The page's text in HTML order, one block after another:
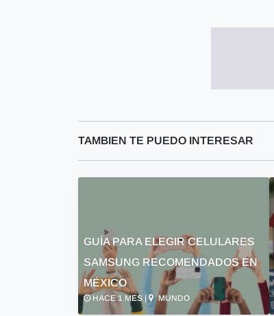
TAMBIEN TE PUEDO INTERESAR
GUÍA PARA ELEGIR CELULARES
SAMSUNG RECOMENDADOS EN
MÉXICO
HACE 1 MES | MUNDO